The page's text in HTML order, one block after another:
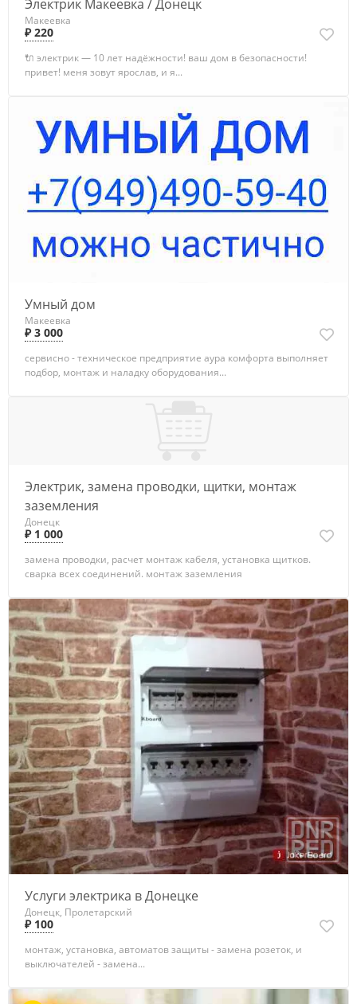
Электрик Макеевка / Донецк
Макеевка
₽ 220
🔌 электрик — 10 лет надёжности! ваш дом в безопасности!
привет! меня зовут ярослав, и я...
Умный дом
Макеевка
₽ 3 000
сервисно - техническое предприятие аура комфорта выполняет
подбор, монтаж и наладку оборудования...
Электрик, замена проводки, щитки, монтаж
заземления
Донецк
₽ 1 000
замена проводки, расчет монтаж кабеля, установка щитков.
сварка всех соединений. монтаж заземления
Услуги электрика в Донецке
Донецк, Пролетарский
₽ 100
монтаж, установка, автоматов защиты - замена розеток, и
выключателей - замена...